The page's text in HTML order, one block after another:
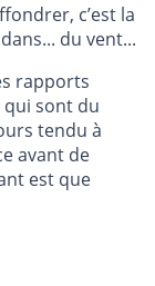
c’est la
du vent...
rapports
qui sont du
tendu à
avant de
est que